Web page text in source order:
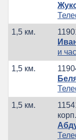
1,5 км.
и
1,5 км.
1,5 км.